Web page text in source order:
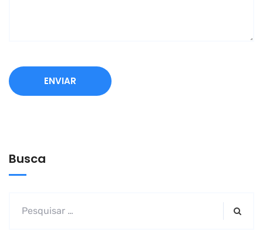
Busca